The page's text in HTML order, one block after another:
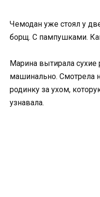
Чемодан уже стоял у
борщ. С пампушками.
Марина вытирала
машинально. Смотрела
родинку за ухом,
узнавала.